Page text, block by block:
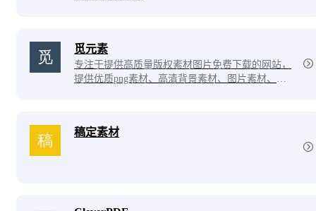
觅元素
专注于提供高质量版权素材图片免费下载的网站，
提供优质png素材、高清背景素材、图片素材、设
稿定素材